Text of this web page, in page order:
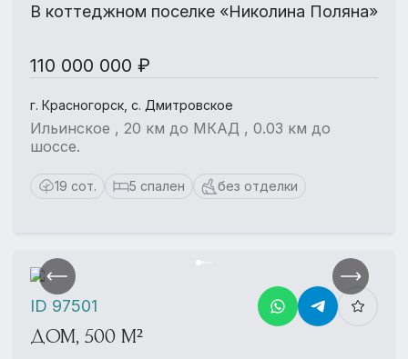
В коттеджном поселке «Николина Поляна»
110 000 000 ₽
г. Красногорск, с. Дмитровское
Ильинское , 20 км до МКАД , 0.03 км до
шоссе.
19 сот. 5 спален без отделки
ДОМ, 500 М²
ID 97501